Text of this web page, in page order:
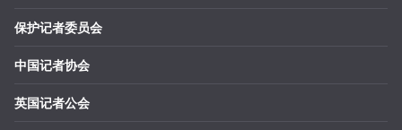
保护记者委员会
中国记者协会
英国记者公会